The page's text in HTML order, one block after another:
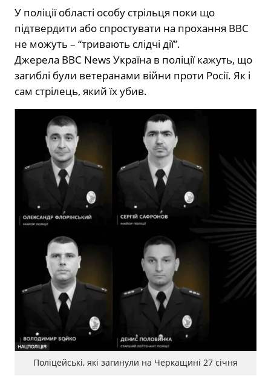
У поліції області особу стрільця поки що
підтвердити або спростувати на прохання ВВС
не можуть – “тривають слідчі дії”.
Джерела ВВС News Україна в поліції кажуть, що
загиблі були ветеранами війни проти Росії. Як і
сам стрілець, який їх убив.
Поліцейські, які загинули на Черкащині 27 січня